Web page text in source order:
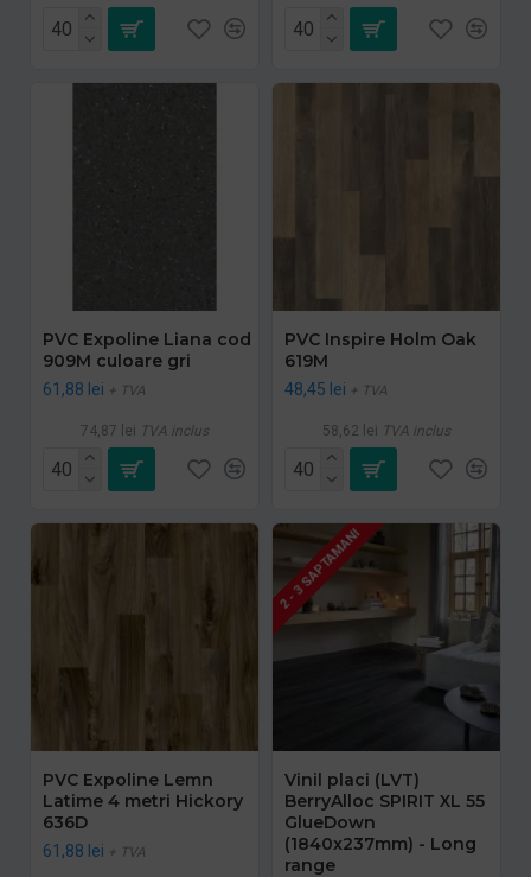
PVC Expoline Liana cod
909M culoare gri
61,88 lei + TVA
74,87 lei TVA inclus
PVC Inspire Holm Oak
619M
48,45 lei + TVA
58,62 lei TVA inclus
PVC Expoline Lemn
Latime 4 metri Hickory
636D
61,88 lei + TVA
2 - 3 SAPTAMANI
Vinil placi (LVT)
BerryAlloc SPIRIT XL 55
GlueDown
(1840x237mm) - Long
range